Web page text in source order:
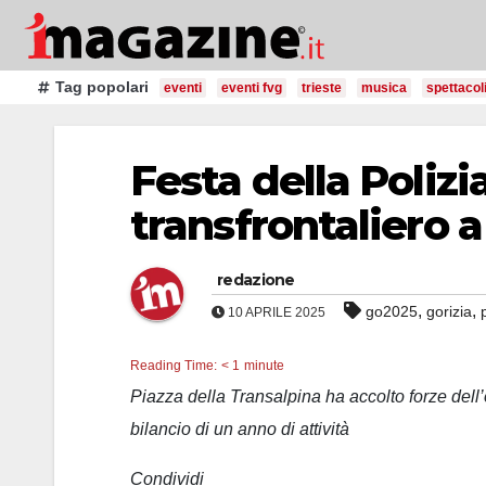
Salta
contenutoTag popolari eventi eventi fvg trieste musica spettacoli
Festa della
transfrontaliero
redazione
10 APRILE 2025 go2025, gorizia,
Reading Time: < 1 minute
Piazza della Transalpina ha accolto forze
bilancio di un anno di attività
Condividi